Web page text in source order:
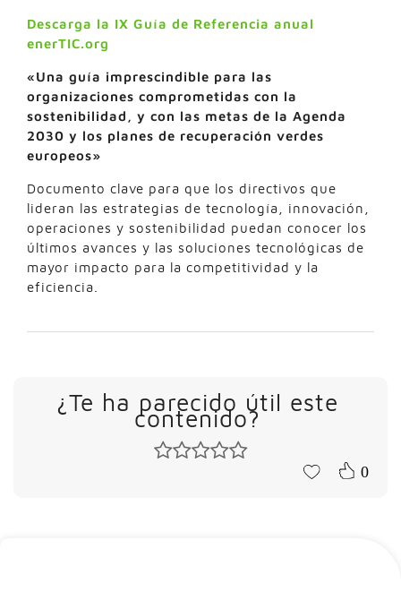
Descarga la IX Guía de Referencia anual
enerTIC.org
«Una guía imprescindible para las
organizaciones comprometidas con la
sostenibilidad, y con las metas de la Agenda
2030 y los planes de recuperación verdes
europeos»
Documento clave para que los directivos que
lideran las estrategias de tecnología, innovación,
operaciones y sostenibilidad puedan conocer los
últimos avances y las soluciones tecnológicas de
mayor impacto para la competitividad y la
eficiencia.
¿Te ha parecido útil este
contenido?
0